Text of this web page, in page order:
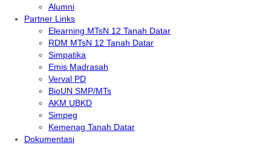
Alumni
Partner Links
Elearning MTsN 12 Tanah Datar
RDM MTsN 12 Tanah Datar
Simpatika
Emis Madrasah
Verval PD
BioUN SMP/MTs
AKM UBKD
Simpeg
Kemenag Tanah Datar
Dokumentasi